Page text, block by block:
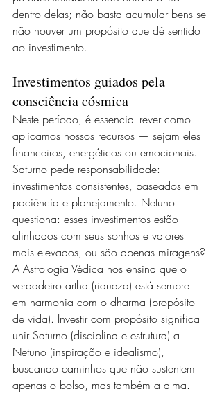
dentro delas; não basta acumular bens se
não houver um propósito que dê sentido
ao investimento.
Investimentos guiados pela
consciência cósmica
Neste período, é essencial rever como
aplicamos nossos recursos — sejam eles
financeiros, energéticos ou emocionais.
Saturno pede responsabilidade:
investimentos consistentes, baseados em
paciência e planejamento. Netuno
questiona: esses investimentos estão
alinhados com seus sonhos e valores
mais elevados, ou são apenas miragens?
A Astrologia Védica nos ensina que o
verdadeiro artha (riqueza) está sempre
em harmonia com o dharma (propósito
de vida). Investir com propósito significa
unir Saturno (disciplina e estrutura) a
Netuno (inspiração e idealismo),
buscando caminhos que não sustentem
apenas o bolso, mas também a alma.